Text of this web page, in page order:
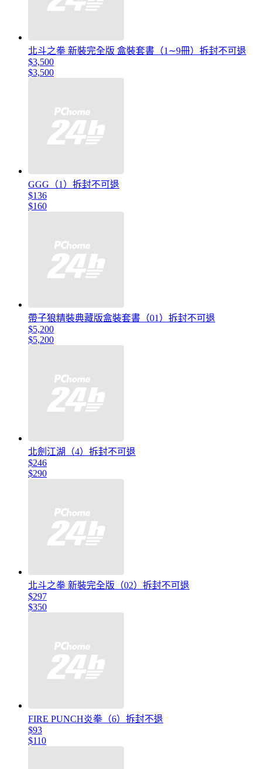
北斗之拳 新裝完全版 盒裝套書（1∼9冊）拆封不可退
$3,500
$3,500
GGG（1）拆封不可退
$136
$160
帶子狼精裝典藏版盒裝套書（01）拆封不可退
$5,200
$5,200
北劍江湖（4）拆封不可退
$246
$290
北斗之拳 新裝完全版（02）拆封不可退
$297
$350
FIRE PUNCH炎拳（6）拆封不退
$93
$110